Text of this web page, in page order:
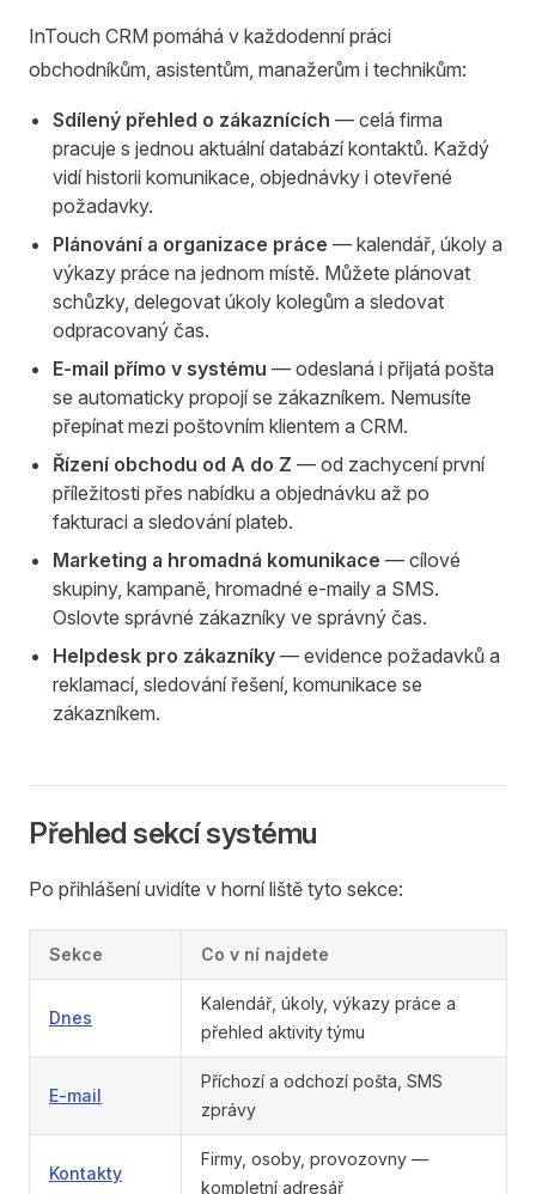
InTouch CRM pomáhá v každodenní práci
obchodníkům, asistentům, manažerům i technikům:
Sdílený přehled o zákaznících — celá firma
pracuje s jednou aktuální databází kontaktů. Každý
vidí historii komunikace, objednávky i otevřené
požadavky.
Plánování a organizace práce — kalendář, úkoly a
výkazy práce na jednom místě. Můžete plánovat
schůzky, delegovat úkoly kolegům a sledovat
odpracovaný čas.
E-mail přímo v systému — odeslaná i přijatá pošta
se automaticky propojí se zákazníkem. Nemusíte
přepínat mezi poštovním klientem a CRM.
Řízení obchodu od A do Z — od zachycení první
příležitosti přes nabídku a objednávku až po
fakturaci a sledování plateb.
Marketing a hromadná komunikace — cílové
skupiny, kampaně, hromadné e-maily a SMS.
Oslovte správné zákazníky ve správný čas.
Helpdesk pro zákazníky — evidence požadavků a
reklamací, sledování řešení, komunikace se
zákazníkem.
Přehled sekcí systému
Po přihlášení uvidíte v horní liště tyto sekce:
Sekce Co v ní najdete
Dnes
Kalendář, úkoly, výkazy práce a
přehled aktivity týmu
E-mail
Příchozí a odchozí pošta, SMS
zprávy
Kontakty
Firmy, osoby, provozovny —
kompletní adresář